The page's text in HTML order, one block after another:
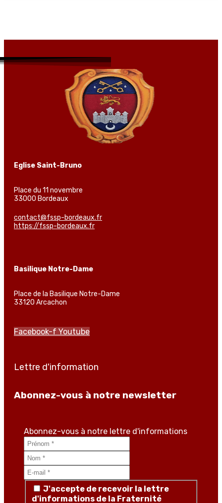
Eglise Saint-Bruno
Place du 11 novembre
33000 Bordeaux
contact@fssp-bordeaux.fr
https://fssp-bordeaux.fr
Basilique Notre-Dame
Place de la Basilique Notre-Dame
33120 Arcachon
Facebook-f Youtube
Lettre d'information
Abonnez-vous à notre newsletter
Abonnez-vous à notre lettre d'informations
J'accepte de recevoir la lettre
d'informations de la Fraternité